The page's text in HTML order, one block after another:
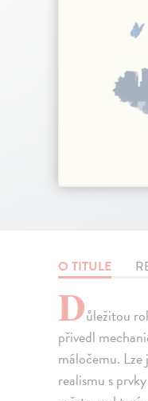
O TITULE
Důležitou
přivedl
máločemu.
realismu s